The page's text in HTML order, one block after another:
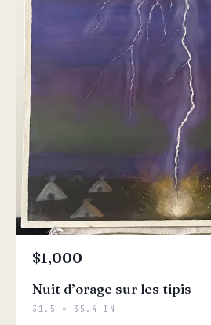
$1,000
Nuit d’orage sur les tipis
31.5 × 35.4 IN